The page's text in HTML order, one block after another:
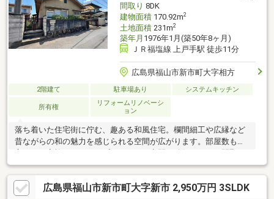
間取り 8DK
建物面積170.92m2
土地面積231m2
築年月 1976年1月(築50年8ヶ月)
ＪＲ福塩線 上戸手駅 徒歩11分
広島県福山市新市町大字相方
2階建て 駐車場あり システムキッチン
所有権
リフォームリノベーシ
ョン
落ち着いた住宅街に佇む、趣ある和風住宅。欄間細工や広縁など
昔ながらの和の魅力を感じられる空間が広がります。部屋数も豊
り。キッチン・洗面・浴室など水回りリフォーム歴があり、スー
パー・ドラッグストア・ホームセンターも徒歩圏内に揃う生活利
便性の良い立地です。
広島県福山市新市町大字新市 2,950万円 3SLDK